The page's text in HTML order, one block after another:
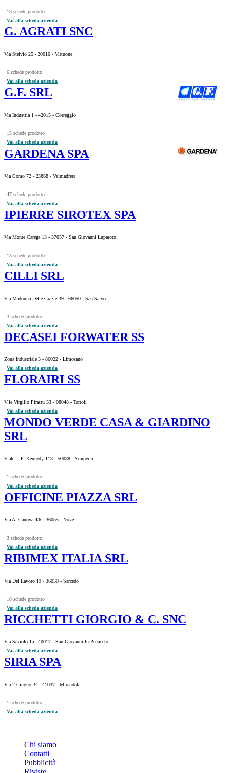
18 schede prodotto
Vai alla scheda azienda
G. AGRATI SNC
Via Stelvio 25 - 20010 - Vittuone
6 schede prodotto
Vai alla scheda azienda
G.F. SRL
Via Industria 1 - 42015 - Correggio
15 schede prodotto
Vai alla scheda azienda
GARDENA SPA
Via Como 72 - 23868 - Valmadrera
47 schede prodotto
Vai alla scheda azienda
IPIERRE SIROTEX SPA
Via Monte Carega 13 - 37057 - San Giovanni Lupatoto
13 schede prodotto
Vai alla scheda azienda
CILLI SRL
Via Madonna Delle Grazie 39 - 66050 - San Salvo
3 schede prodotto
Vai alla scheda azienda
DECASEI FORWATER SS
Zona Industriale 3 - 86022 - Limosano
Vai alla scheda azienda
FLORAIRI SS
V.le Virgilio Pirastu 33 - 08048 - Tortolì
Vai alla scheda azienda
MONDO VERDE CASA & GIARDINO
SRL
Viale J. F. Kennedy 113 - 50038 - Scarperia
1 schede prodotto
Vai alla scheda azienda
OFFICINE PIAZZA SRL
Via A. Canova 4/6 - 36055 - Nove
3 schede prodotto
Vai alla scheda azienda
RIBIMEX ITALIA SRL
Via Del Lavoro 19 - 36030 - Sarcedo
16 schede prodotto
Vai alla scheda azienda
RICCHETTI GIORGIO & C. SNC
Via Saviolo 1a - 40017 - San Giovanni In Persiceto
Vai alla scheda azienda
SIRIA SPA
Via 2 Giugno 34 - 41037 - Mirandola
1 schede prodotto
Vai alla scheda azienda
Chi siamo
Contatti
Pubblicità